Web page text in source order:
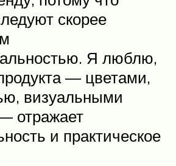
скорее
Я люблю,
— цветами,
визуальными
отражает
и практическое